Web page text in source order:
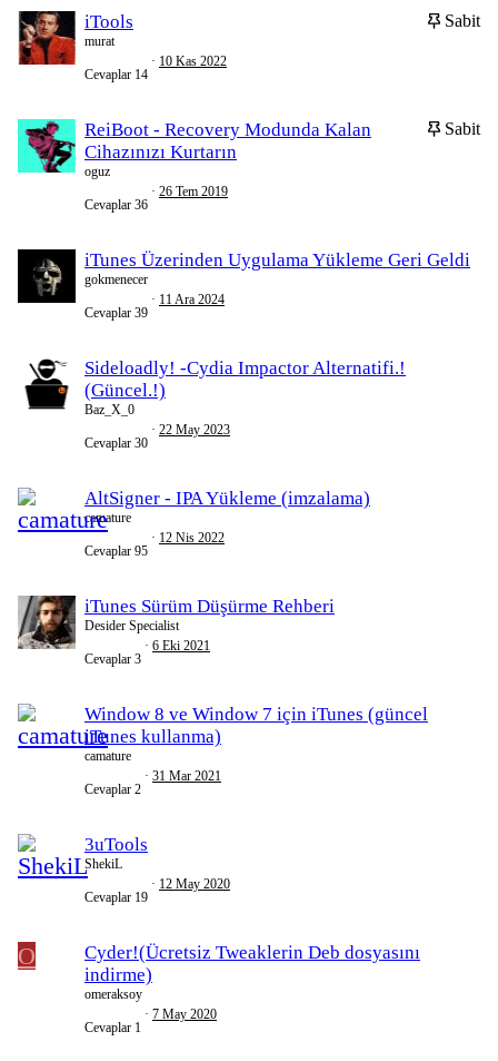
Sabit
iTools
murat
Cevaplar 14
10 Kas 2022
Sabit
ReiBoot - Recovery Modunda Kalan
Cihazınızı Kurtarın
oguz
Cevaplar 36
26 Tem 2019
iTunes Üzerinden Uygulama Yükleme Geri Geldi
gokmenecer
Cevaplar 39
11 Ara 2024
Sideloadly! -Cydia Impactor Alternatifi.!
(Güncel.!)
Baz_X_0
Cevaplar 30
22 May 2023
AltSigner - IPA Yükleme (imzalama)
camature
Cevaplar 95
12 Nis 2022
iTunes Sürüm Düşürme Rehberi
Desider Specialist
Cevaplar 3
6 Eki 2021
Window 8 ve Window 7 için iTunes (güncel
iTunes kullanma)
camature
Cevaplar 2
31 Mar 2021
3uTools
ShekiL
Cevaplar 19
12 May 2020
O
Cyder!(Ücretsiz Tweaklerin Deb dosyasını
indirme)
omeraksoy
Cevaplar 1
7 May 2020